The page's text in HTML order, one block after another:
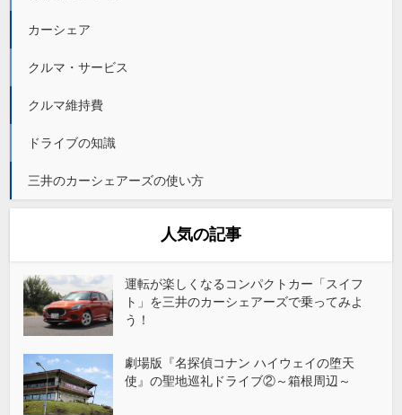
カーシェア
クルマ・サービス
クルマ維持費
ドライブの知識
三井のカーシェアーズの使い方
人気の記事
運転が楽しくなるコンパクトカー「スイフ
ト」を三井のカーシェアーズで乗ってみよ
う！
劇場版『名探偵コナン ハイウェイの堕天
使』の聖地巡礼ドライブ②～箱根周辺～